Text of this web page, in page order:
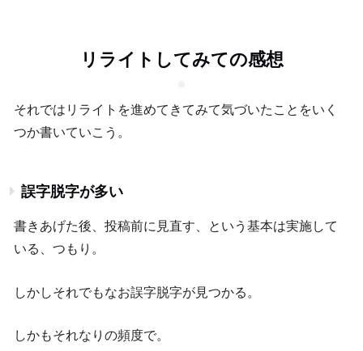
リライトしてみての感想
それではリライトを進めてきてみて気づいたことをいく
つか書いていこう。
誤字脱字が多い
書きあげた後、投稿前に見直す、という基本は実施して
いる、つもり。
しかしそれでもなお誤字脱字が見つかる。
しかもそれなりの頻度で。